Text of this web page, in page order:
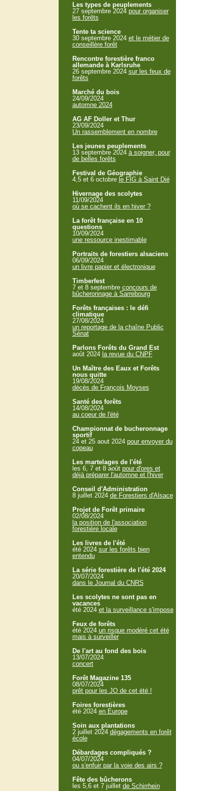
Les types de peuplements
27 septembre 2024 pour organiser
les forêts
Tente ta science
30 septembre 2024 et le métier de
conseillère forêt
Rencontre forestière franco
allemande à Karlsruhe
26 septembre 2024 sur les feux de
forêts
Marché du bois
24/09/2024
automne 2024
AG AF Doller et Thur
23/09/2024
Un rassemblement en nombre
Les jeunes peuplements
13 septembre 2024 à soigner, pour
de belles forêts
Festival de Géographie
4,5 et 6 octobre le FIG à Saint Dié
Hivernage des scolytes
11/09/2024
où se cachent ils en hiver ?
La forêt française en 10
questions
10/09/2024
une ressource inestimable
Portraits de forestiers alsaciens
06/09/2024
un livre papier et électronique
Timberfest
7 et 8 septembre concours de
bûcheronnage à Sarrebourg
Forêts françaises : le défi
climatique
27/08/2024
un reportage de la chaîne Public
Sénat
Parlons Forêts du Grand Est
août 2024 la revue du CNPF
Un Maître des Eaux et Forêts
nous quitte
19/08/2024
décès de François Moyses
Santé des forêts
14/08/2024
au coeur de l'été
Championnat de bucheronnage
sportif
24 et 25 aout 2024 pour envoyer du
copeau
Les martelages de l'été
les 6, 7 et 8 août pour d'ores et
déjà préparer l'automne et l'hiver
Conseil d'Administration
8 juillet 2024 de Forestiers d'Alsace
Projet de Forêt primaire
02/08/2024
la position de l'association
forestière locale
Les livres de l'été
été 2024 sur les forêts bien
entendu
La série forestière de l'été 2024
20/07/2024
dans le Journal du CNRS
Les scolytes ne sont pas en
vacances
été 2024 et la surveillance s'impose
Feux de forêts
été 2024 un risque modéré cet été
mais à surveiller
De l'art au fond des bois
13/07/2024
concert
Forêt Magazine 135
08/07/2024
prêt pour les JO de cet été !
Foires forestières
été 2024 en Europe
Soin aux plantations
2 juillet 2024 dégagements en forêt
école
Débardages compliqués ?
04/07/2024
ou s'enfuir par la voie des airs ?
Fête des bûcherons
les 5,6 et 7 juillet de Schirrhein